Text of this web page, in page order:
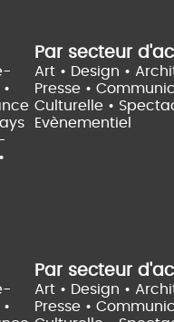
Par secteur
Art • Design •
Presse •
Culturelle •
Evènementiel
Par secteur
Art • Design •
Presse •